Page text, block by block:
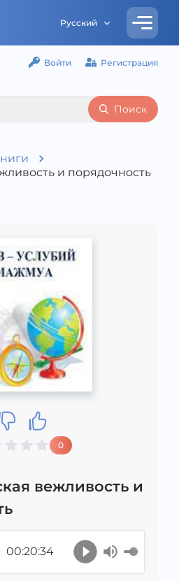
Русский
Войти Регистрация
Поиск
и порядочность
0
вежливость и
00:20:34